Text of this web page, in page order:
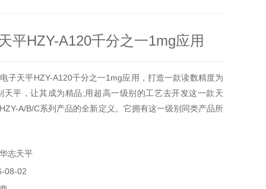
平HZY-A120千分之一1mg应用
子天平HZY-A120千分之一1mg应用，打造一款读数精度为
天平，让其成为精品;用超高一级别的工艺去开发这一款天
A/B/C系列产品的全新定义。它拥有这一级别同类产品所
性相互兼容等特点。
志天平
08-02